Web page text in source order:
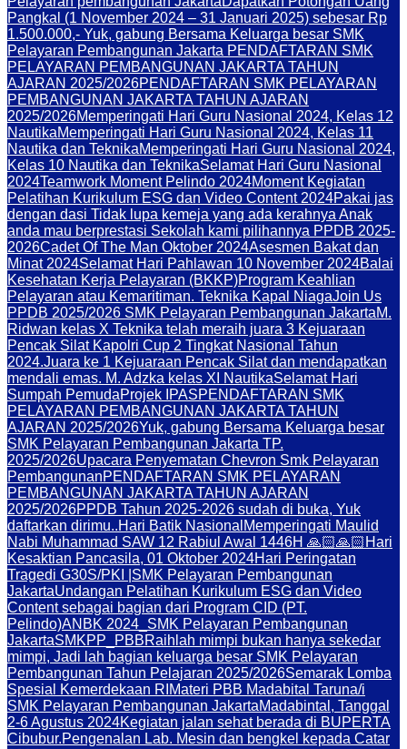
Pangkal (1 November 2024 – 31 Januari 2025) sebesar Rp
1.500.000,- Yuk, gabung Bersama Keluarga besar SMK
Pelayaran Pembangunan Jakarta PENDAFTARAN SMK
PELAYARAN PEMBANGUNAN JAKARTA TAHUN
AJARAN 2025/2026PENDAFTARAN SMK PELAYARAN
PEMBANGUNAN JAKARTA TAHUN AJARAN
2025/2026Memperingati Hari Guru Nasional 2024, Kelas 12
NautikaMemperingati Hari Guru Nasional 2024, Kelas 11
Nautika dan TeknikaMemperingati Hari Guru Nasional 2024,
Kelas 10 Nautika dan TeknikaSelamat Hari Guru Nasional
2024Teamwork Moment Pelindo 2024Moment Kegiatan
Pelatihan Kurikulum ESG dan Video Content 2024Pakai jas
dengan dasi Tidak lupa kemeja yang ada kerahnya Anak
anda mau berprestasi Sekolah kami pilihannya PPDB 2025-
2026Cadet Of The Man Oktober 2024Asesmen Bakat dan
Minat 2024Selamat Hari Pahlawan 10 November 2024Balai
Kesehatan Kerja Pelayaran (BKKP)Program Keahlian
Pelayaran atau Kemaritiman. Teknika Kapal NiagaJoin Us
PPDB 2025/2026 SMK Pelayaran Pembangunan JakartaM.
Ridwan kelas X Teknika telah meraih juara 3 Kejuaraan
Pencak Silat Kapolri Cup 2 Tingkat Nasional Tahun
2024.Juara ke 1 Kejuaraan Pencak Silat dan mendapatkan
mendali emas. M. Adzka kelas XI NautikaSelamat Hari
Sumpah PemudaProjek IPASPENDAFTARAN SMK
PELAYARAN PEMBANGUNAN JAKARTA TAHUN
AJARAN 2025/2026Yuk, gabung Bersama Keluarga besar
SMK Pelayaran Pembangunan Jakarta TP.
2025/2026Upacara Penyematan Chevron Smk Pelayaran
PembangunanPENDAFTARAN SMK PELAYARAN
PEMBANGUNAN JAKARTA TAHUN AJARAN
2025/2026PPDB Tahun 2025-2026 sudah di buka, Yuk
daftarkan dirimu..Hari Batik Nasional Memperingati Maulid
Nabi Muhammad SAW 12 Rabiul Awal 1446H 🙏🏻🙏🏻 Hari
Kesaktian Pancasila, 01 Oktober 2024Hari Peringatan
Tragedi G30S/PKI |SMK Pelayaran Pembangunan
JakartaUndangan Pelatihan Kurikulum ESG dan Video
Content sebagai bagian dari Program CID (PT.
Pelindo)ANBK 2024_SMK Pelayaran Pembangunan
JakartaSMKPP_PBBRaihlah mimpi bukan hanya sekedar
mimpi, Jadi lah bagian keluarga besar SMK Pelayaran
Pembangunan Tahun Pelajaran 2025/2026Semarak Lomba
Spesial Kemerdekaan RI Materi PBB Madabital Taruna/i
SMK Pelayaran Pembangunan JakartaMadabintal, Tanggal
2-6 Agustus 2024Kegiatan jalan sehat berada di BUPERTA
Cibubur.Pengenalan Lab. Mesin dan bengkel kepada Catar